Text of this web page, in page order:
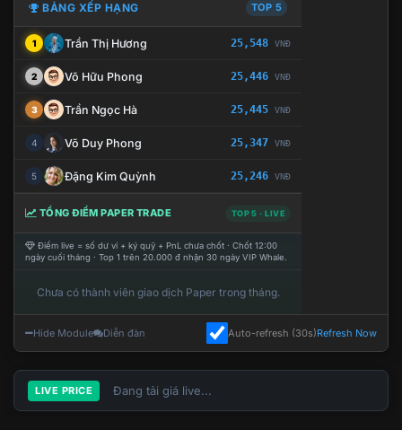
BẢNG XẾP HẠNG TOP 5
1 Trần Thị Hương 25,548 VNĐ
2 Võ Hữu Phong 25,446 VNĐ
3 Trần Ngọc Hà 25,445 VNĐ
4 Võ Duy Phong 25,347 VNĐ
5 Đặng Kim Quỳnh 25,246 VNĐ
TỔNG ĐIỂM PAPER TRADE TOP 5 · LIVE
Điểm live = số dư ví + ký quỹ + PnL chưa chốt · Chốt 12:00
ngày cuối tháng · Top 1 trên 20.000 đ nhận 30 ngày VIP Whale.
Chưa có thành viên giao dịch Paper trong tháng.
Hide Module Diễn đàn Auto-refresh (30s)Refresh Now
LIVE PRICE Đang tải giá live...